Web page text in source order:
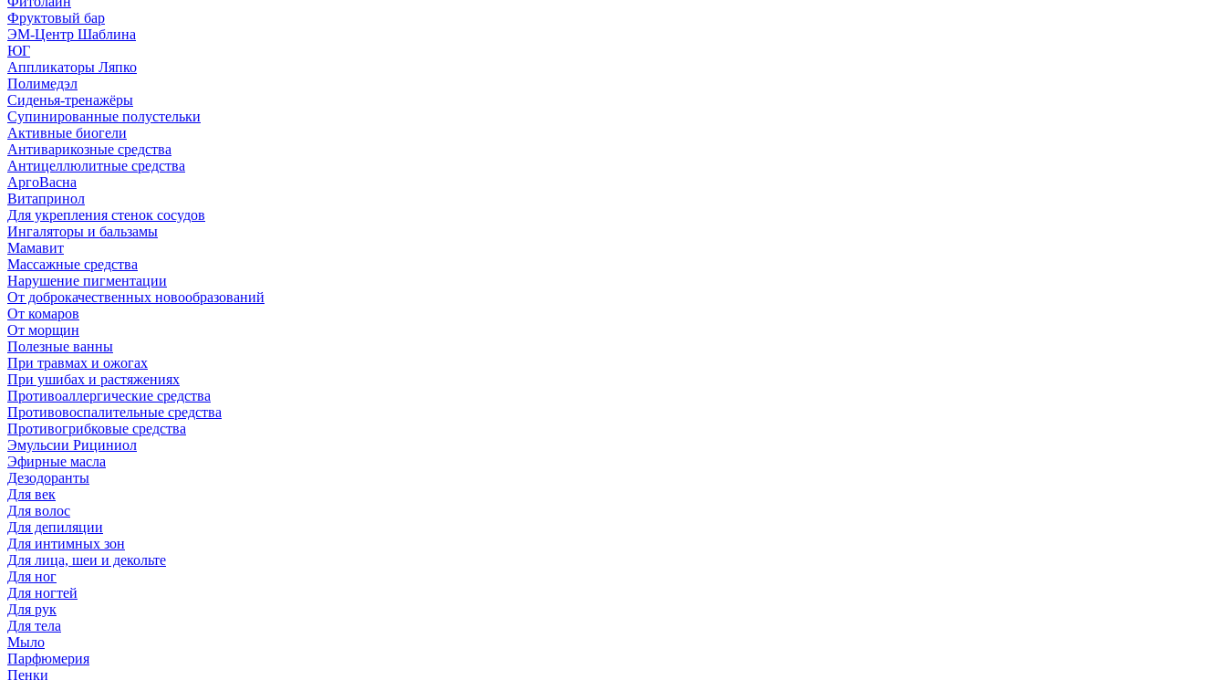
Фруктовый бар
ЭМ-Центр Шаблина
ЮГ
Аппликаторы Ляпко
Полимедэл
Сиденья-тренажёры
Супинированные полустельки
Активные биогели
Антиварикозные средства
Антицеллюлитные средства
АргоВасна
Витапринол
Для укрепления стенок сосудов
Ингаляторы и бальзамы
Мамавит
Массажные средства
Нарушение пигментации
От доброкачественных новообразований
От комаров
От морщин
Полезные ванны
При травмах и ожогах
При ушибах и растяжениях
Противоаллергические средства
Противовоспалительные средства
Противогрибковые средства
Эмульсии Рициниол
Эфирные масла
Дезодоранты
Для век
Для волос
Для депиляции
Для интимных зон
Для лица, шеи и декольте
Для ног
Для ногтей
Для рук
Для тела
Мыло
Парфюмерия
Пенки